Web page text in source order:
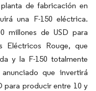
de fabricación en
una F-150 eléctrica.
millones de USD para
Eléctricos Rouge, que
y la F-150 totalmente
que invertirá
para producir entre 10 y